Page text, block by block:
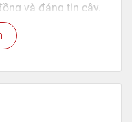
và đáng tin cậy.
con cái, tôn trọng